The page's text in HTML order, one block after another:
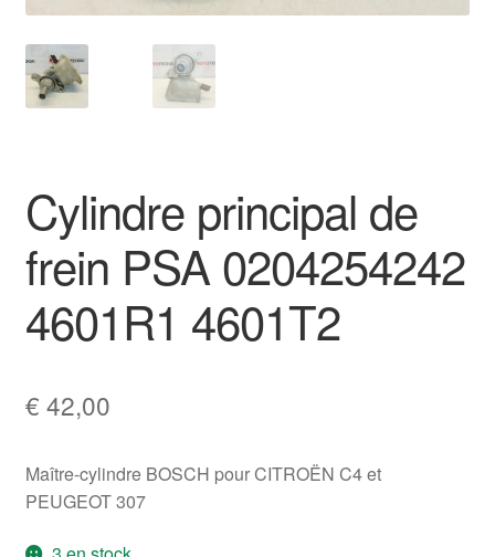
Politique de confidentialité
Procédure de Réclamation
Cylindre principal de
frein PSA 0204254242
4601R1 4601T2
€ 42,00
Maître-cylindre BOSCH pour CITROËN C4 et
PEUGEOT 307